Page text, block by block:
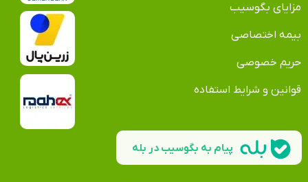
مزایای بگوسیب
بیمه اختصاصی
حریم خصوصی
قوانین و شرایط استفاده
پیام به بگوسیب در بله